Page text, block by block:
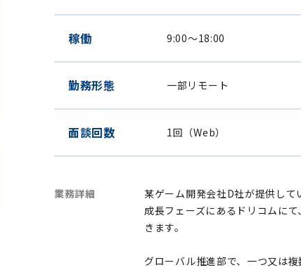
稼働 9:00～18:00
勤務形態 一部リモート
面談回数 1回（Web）
業務詳細
某ゲーム開発会社D社が提供して
成長フェーズにあるドリコムに
きます。
グローバル推進部で、一つ又は